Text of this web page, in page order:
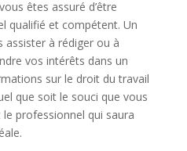
êtes assuré d’être
qualifié et compétent. Un
assister à rédiger ou à
vos intérêts dans un
sur le droit du travail
que soit le souci que vous
professionnel qui saura